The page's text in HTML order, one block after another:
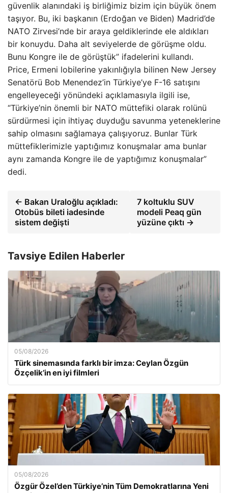
güvenlik alanındaki iş birliğimiz bizim için büyük önem
taşıyor. Bu, iki başkanın (Erdoğan ve Biden) Madrid’de
NATO Zirvesi’nde bir araya geldiklerinde ele aldıkları
bir konuydu. Daha alt seviyelerde de görüşme oldu.
Bunu Kongre ile de görüştük” ifadelerini kullandı.
Price, Ermeni lobilerine yakınlığıyla bilinen New Jersey
Senatörü Bob Menendez’in Türkiye’ye F-16 satışını
engelleyeceği yönündeki açıklamasıyla ilgili ise,
“Türkiye’nin önemli bir NATO müttefiki olarak rolünü
sürdürmesi için ihtiyaç duyduğu savunma yeteneklerine
sahip olmasını sağlamaya çalışıyoruz. Bunlar Türk
müttefiklerimizle yaptığımız konuşmalar ama bunlar
aynı zamanda Kongre ile de yaptığımız konuşmalar”
dedi.
← Bakan Uraloğlu açıkladı:
Otobüs bileti iadesinde
sistem değişti
7 koltuklu SUV
modeli Peaq gün
yüzüne çıktı →
Tavsiye Edilen Haberler
05/08/2026
Türk sinemasında farklı bir imza: Ceylan Özgün
Özçelik’in en iyi filmleri
05/08/2026
Özgür Özel’den Türkiye’nin Tüm Demokratlarına Yeni